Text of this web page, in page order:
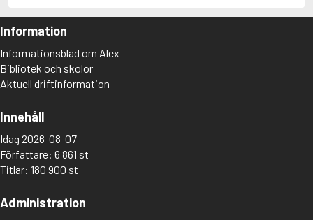
Information
Informationsblad om Alex
Bibliotek och skolor
Aktuell driftinformation
Innehåll
Idag 2026-08-07
Författare: 6 861 st
Titlar: 180 900 st
Administration